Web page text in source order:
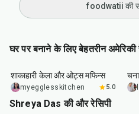
foodwatii की
घर पर बनाने के लिए बेहतरीन अमेरिकी
min
शाकाहारी केला और ओट्स मफिन्स
myegglesskitchen 5.0
Shreya Das की और रेसिपी
min